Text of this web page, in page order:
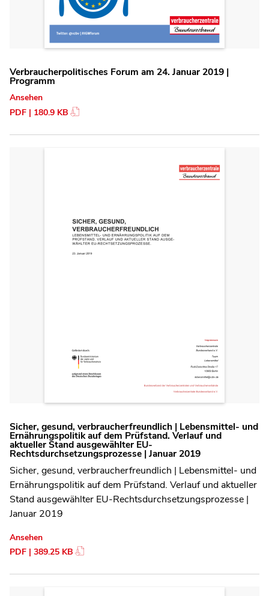
Verbraucherpolitisches Forum am 24. Januar 2019 |
Programm
Ansehen
PDF | 180.9 KB
Sicher, gesund, verbraucherfreundlich | Lebensmittel- und
Ernährungspolitik auf dem Prüfstand. Verlauf und
aktueller Stand ausgewählter EU-
Rechtsdurchsetzungsprozesse | Januar 2019
Sicher, gesund, verbraucherfreundlich | Lebensmittel- und
Ernährungspolitik auf dem Prüfstand. Verlauf und aktueller
Stand ausgewählter EU-Rechtsdurchsetzungsprozesse |
Januar 2019
Ansehen
PDF | 389.25 KB